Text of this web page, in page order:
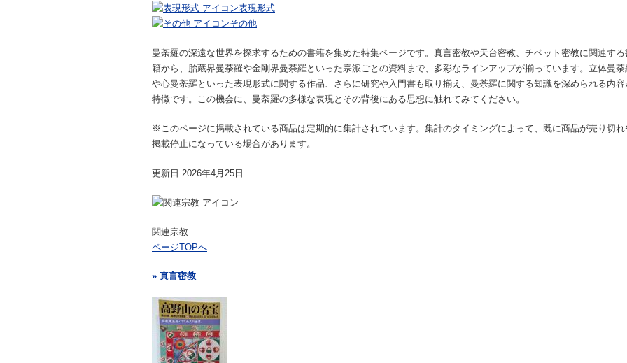
表現形式
その他
曼荼羅の深遠な世界を探求するための書籍を集めた特集ページです。真言密教や天台密教、チベット密教に関連する
籍から、胎蔵界曼荼羅や金剛界曼荼羅といった宗派ごとの資料まで、多彩なラインアップが揃っています。立体曼荼
や心曼荼羅といった表現形式に関する作品、さらに研究や入門書も取り揃え、曼荼羅に関する知識を深められる内容
特徴です。この機会に、曼荼羅の多様な表現とその背後にある思想に触れてみてください。
※このページに掲載されている商品は定期的に集計されています。集計のタイミングによって、既に商品が売り切れ
掲載停止になっている場合があります。
更新日 2026年4月25日
関連宗教
ページTOPへ
» 真言密教